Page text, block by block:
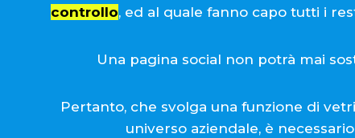
controllo, ed al quale fanno capo tutti i
Una pagina social non potrà mai
Pertanto, che svolga una funzione di
universo aziendale, è